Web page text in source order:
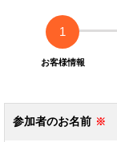
1
お客様情報
参加者のお名前